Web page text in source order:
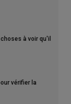
à voir qu'il
vérifier la